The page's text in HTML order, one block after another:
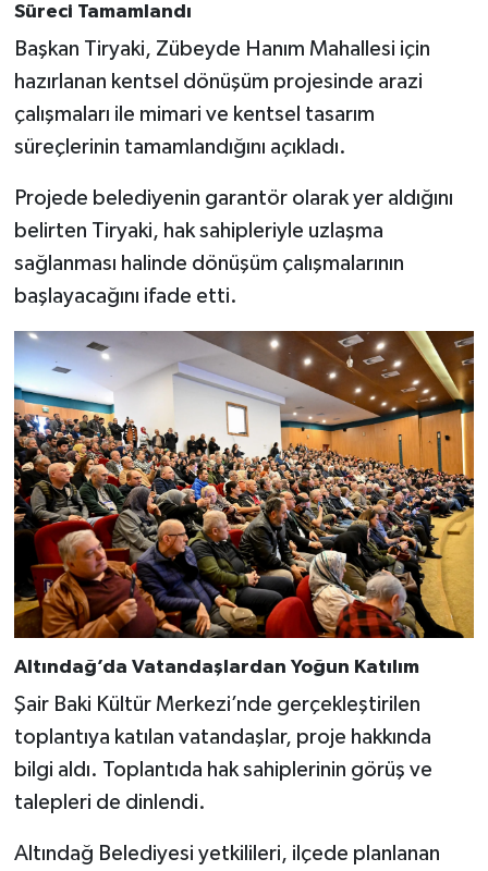
Süreci Tamamlandı
Başkan Tiryaki, Zübeyde Hanım Mahallesi için
hazırlanan kentsel dönüşüm projesinde arazi
çalışmaları ile mimari ve kentsel tasarım
süreçlerinin tamamlandığını açıkladı.
Projede belediyenin garantör olarak yer aldığını
belirten Tiryaki, hak sahipleriyle uzlaşma
sağlanması halinde dönüşüm çalışmalarının
başlayacağını ifade etti.
Altındağ’da Vatandaşlardan Yoğun Katılım
Şair Baki Kültür Merkezi’nde gerçekleştirilen
toplantıya katılan vatandaşlar, proje hakkında
bilgi aldı. Toplantıda hak sahiplerinin görüş ve
talepleri de dinlendi.
Altındağ Belediyesi yetkilileri, ilçede planlanan